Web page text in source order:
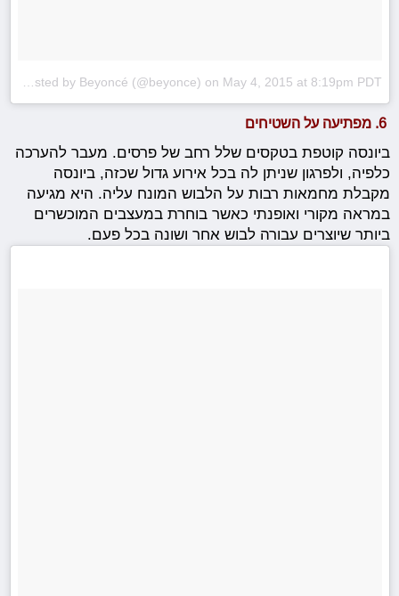
on May 4, 2015 at 8:19pm PDT
6. מפתיעה על השטיחים
ביונסה קוטפת בטקסים שלל רחב של פרסים. מעבר להערכה
כלפיה, ולפרגון שניתן לה בכל אירוע גדול שכזה, ביונסה
מקבלת מחמאות רבות על הלבוש המונח עליה. היא מגיעה
במראה מקורי ואופנתי כאשר בוחרת במעצבים המוכשרים
ביותר שיוצרים עבורה לבוש אחר ושונה בכל פעם.